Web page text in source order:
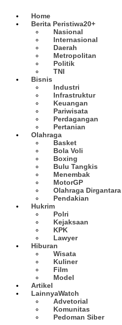
Home
Berita Peristiwa20+
Nasional
Internasional
Daerah
Metropolitan
Politik
TNI
Bisnis
Industri
Infrastruktur
Keuangan
Pariwisata
Perdagangan
Pertanian
Olahraga
Basket
Bola Voli
Boxing
Bulu Tangkis
Menembak
MotorGP
Olahraga Dirgantara
Pendakian
Hukrim
Polri
Kejaksaan
KPK
Lawyer
Hiburan
Wisata
Kuliner
Film
Model
Artikel
LainnyaWatch
Advetorial
Komunitas
Pedoman Siber